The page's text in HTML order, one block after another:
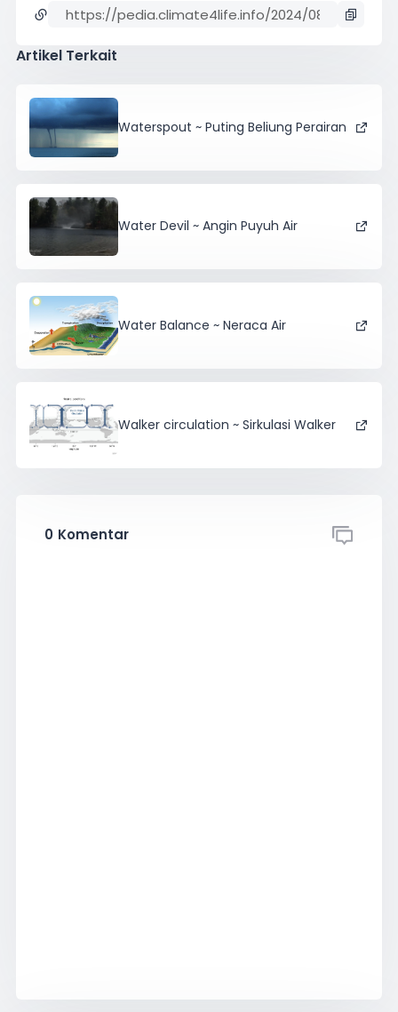
Artikel Terkait
Waterspout ~ Puting Beliung Perairan
Water Devil ~ Angin Puyuh Air
Water Balance ~ Neraca Air
Walker circulation ~ Sirkulasi Walker
0 Komentar